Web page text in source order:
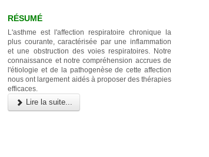
RÉSUMÉ
L'asthme est l'affection respiratoire chronique la
plus courante, caractérisée par une inflammation
et une obstruction des voies respiratoires. Notre
connaissance et notre compréhension accrues de
l'étiologie et de la pathogenèse de cette affection
nous ont largement aidés à proposer des thérapies
efficaces.
Lire la suite...